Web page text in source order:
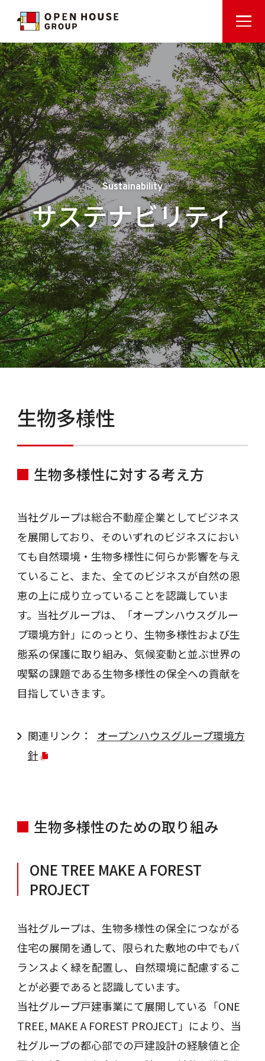
Sustainability
サステナビリティ
生物多様性
生物多様性に対する考え方
当社グループは総合不動産企業としてビジネス
を展開しており、そのいずれのビジネスにおい
ても自然環境・生物多様性に何らか影響を与え
ていること、また、全てのビジネスが自然の恩
恵の上に成り立っていることを認識していま
す。当社グループは、「オープンハウスグルー
プ環境方針」にのっとり、生物多様性および生
態系の保護に取り組み、気候変動と並ぶ世界の
喫緊の課題である生物多様性の保全への貢献を
目指していきます。
関連リンク：
オープンハウスグループ環境方
針
生物多様性のための取り組み
ONE TREE MAKE A FOREST
PROJECT
当社グループは、生物多様性の保全につながる
住宅の展開を通して、限られた敷地の中でもバ
ランスよく緑を配置し、自然環境に配慮するこ
とが必要であると認識しています。
当社グループ戸建事業にて展開している「ONE
TREE, MAKE A FOREST PROJECT」により、当
社グループの都心部での戸建設計の経験値と企